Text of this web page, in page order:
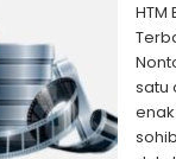
HTM
satu